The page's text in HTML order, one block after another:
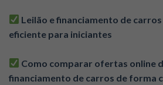
Leilão e financiamento de
eficiente para iniciantes
Como comparar ofertas online
financiamento de carros de forma